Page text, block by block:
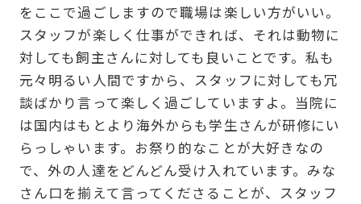
をここで過ごしますので職場は楽しい方がいい。
スタッフが楽しく仕事ができれば、それは動物に
対しても飼主さんに対しても良いことです。私も
元々明るい人間ですから、スタッフに対しても冗
談ばかり言って楽しく過ごしていますよ。当院に
は国内はもとより海外からも学生さんが研修にい
らっしゃいます。お祭り的なことが大好きなの
で、外の人達をどんどん受け入れています。みな
さん口を揃えて言ってくださることが、スタッフ